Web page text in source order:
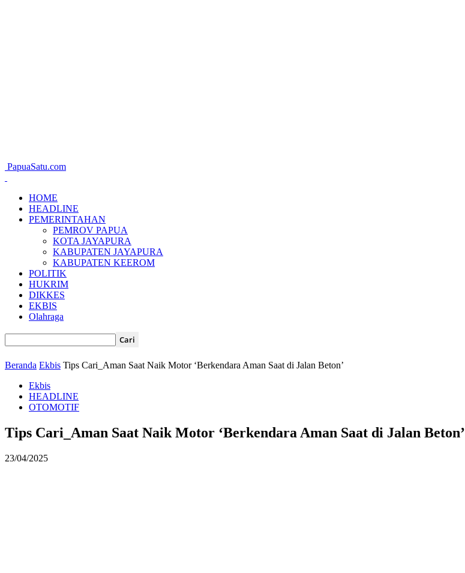
PapuaSatu.com
HOME
HEADLINE
PEMERINTAHAN
PEMROV PAPUA
KOTA JAYAPURA
KABUPATEN JAYAPURA
KABUPATEN KEEROM
POLITIK
HUKRIM
DIKKES
EKBIS
Olahraga
Beranda Ekbis Tips Cari_Aman Saat Naik Motor ‘Berkendara Aman Saat di Jalan Beton’
Ekbis
HEADLINE
OTOMOTIF
Tips Cari_Aman Saat Naik Motor ‘Berkendara Aman Saat di Jalan Beton’
23/04/2025